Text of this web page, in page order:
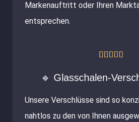
Markenauftritt oder Ihren
entsprechen.
    
von
5
🔹 Glasschalen-
Unsere Verschlüsse sind so
nahtlos zu den von Ihnen